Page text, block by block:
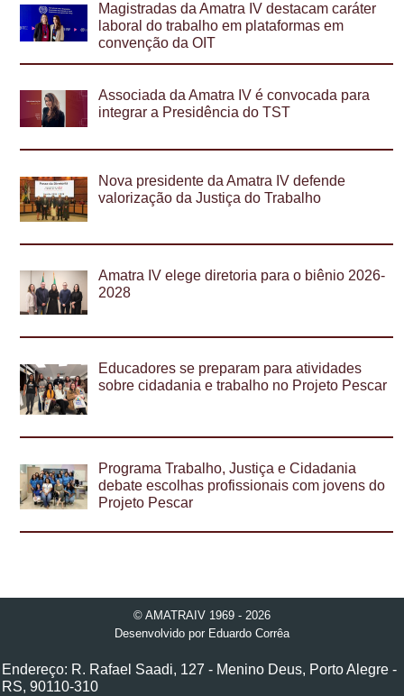
Magistradas da Amatra IV destacam caráter
laboral do trabalho em plataformas em
convenção da OIT
Associada da Amatra IV é convocada para
integrar a Presidência do TST
Nova presidente da Amatra IV defende
valorização da Justiça do Trabalho
Amatra IV elege diretoria para o biênio 2026-
2028
Educadores se preparam para atividades
sobre cidadania e trabalho no Projeto Pescar
Programa Trabalho, Justiça e Cidadania
debate escolhas profissionais com jovens do
Projeto Pescar
© AMATRAIV 1969 - 2026
Desenvolvido por Eduardo Corrêa
Endereço: R. Rafael Saadi, 127 - Menino Deus, Porto Alegre -
RS, 90110-310